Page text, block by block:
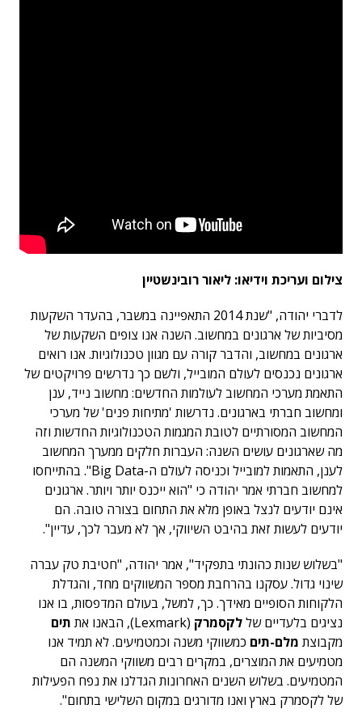
צילום ועריכת וידיאו: ליאור רובינשטיין
לדברי יהודה, "שנת 2014 התאפיינה במשבר, בהעדר השקעות
מסיביות של ארגונים במחשוב. השנה אנו צופים השקעות של
ארגונים במחשוב, והדבר קורה עם מגוון טכנולוגיות. אנו רואים
ארגונים נכנסים לעולם המובייל, ולשם כך נדרשים פרויקטים של
התאמת מערכי המחשוב לעולמות החדשים: מחשוב נייד, ענן
ומחשוב חברתי בארגונים. נדרשות 'מתיחות פנים' של מערכי
המחשוב המסורתיים לטובת המגמות הטכנולוגיות החדשות וזה
מה שארגונים עושים השנה: העברות חלקים ממערך המחשוב
לענן, התאמות למובייל וכניסה לעולם ה-Big Data". בהתייחסו
למחשוב חברתי אמר יהודה כי "הוא ייכנס יותר ויותר. ארגונים
אינם יודעים לנצל באופן מלא את התחום בצורה טובה. הם
יודעים לעשות זאת בהיבט השיווקי, אך לא מעבר לכך, עדיין".
"בשלוש שנות כהונתי בתפקיד", אמר יהודה, "חטיבת טק עברה
שינוי גדול. עסקנו בהרחבת מספר המשווקים מחד, והגדלת
הלקוחות הסופיים מאידך. כך, למשל, בעולם המדפסות, בו אנו
נציגים בלעדיים שללקסמרק (Lexmark), הבאנו את
תים
מקבוצת מלם-תים כמשווקי משנה וכמטמיעים. לא תמיד אנו
מטמיעים את המוצרים, במקרים רבים משווקי המשנה הם
המטמיעים. בשלוש השנים האחרונות הגדלנו את נפח הפעילות
של לקסמרק בארץ ואנו מדורגים במקום השלישי בתחום".